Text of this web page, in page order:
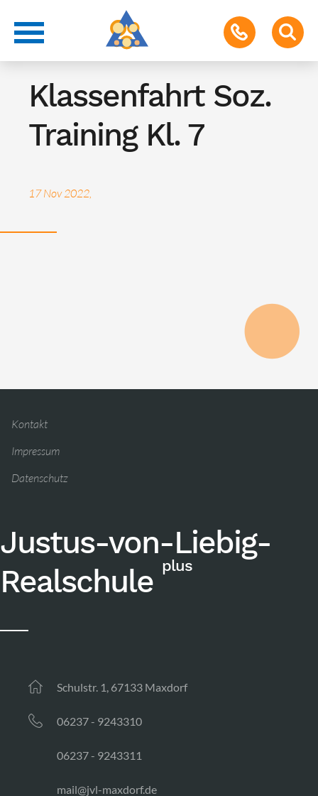
Klassenfahrt
Klassenfahrt Soz.
Training Kl. 7
17 Nov 2022,
Kontakt
Impressum
Datenschutz
Justus-von-Liebig-
Realschule plus
Schulstr. 1, 67133 Maxdorf
06237 - 9243310
06237 - 9243311
mail@jvl-maxdorf.de